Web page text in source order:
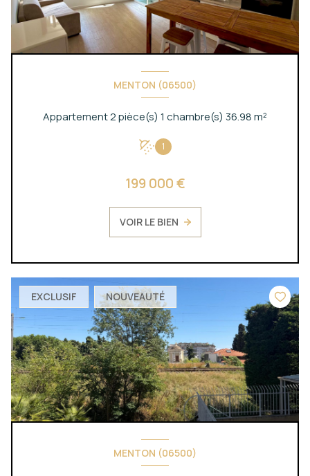
MENTON (06500)
Appartement 2 pièce(s) 1 chambre(s) 36.98 m²
1
199 000 €
VOIR LE BIEN
EXCLUSIF NOUVEAUTÉ
MENTON (06500)